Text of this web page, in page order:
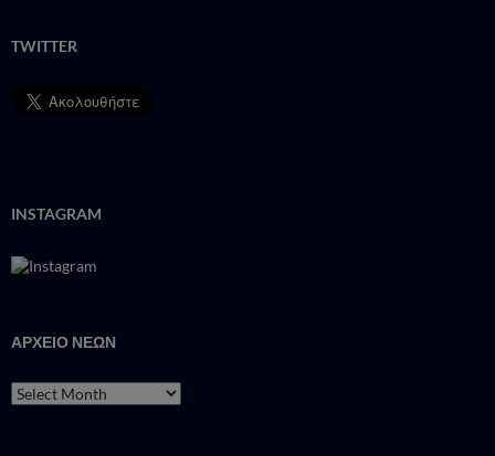
TWITTER
INSTAGRAM
ΑΡΧΕΙΟ ΝΕΩΝ
ΑΡΧΕΙΟ
ΝΕΩΝ